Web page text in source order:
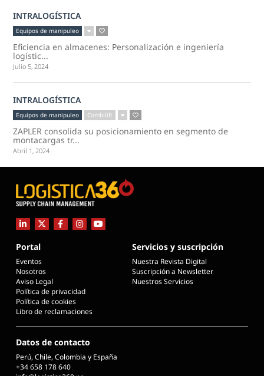
INTRALOGÍSTICA
Equipos de manipuleo
Eficiencia en almacenes: Personalización e ingeniería
logístic...
Julio 5, 2024
INTRALOGÍSTICA
Equipos de manipuleo Combilift
ZAPLER consolida su posicionamiento en segmento de
montacargas tr...
Abril 1, 2024
Portal
Eventos
Nosotros
Aviso Legal
Política de privacidad
Política de cookies
Libro de reclamaciones
Servicios y suscripción
Nuestra Revista Digital
Suscripción a Newsletter
Nuestros Servicios
Datos de contacto
Perú, Chile, Colombia y España
+34 658 178 640